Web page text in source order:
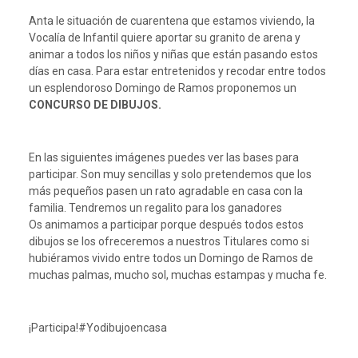
Anta le situación de cuarentena que estamos viviendo, la
Vocalía de Infantil quiere aportar su granito de arena y
animar a todos los niños y niñas que están pasando estos
días en casa. Para estar entretenidos y recodar entre todos
un esplendoroso Domingo de Ramos proponemos un
CONCURSO DE DIBUJOS.
En las siguientes imágenes puedes ver las bases para
participar. Son muy sencillas y solo pretendemos que los
más pequeños pasen un rato agradable en casa con la
familia. Tendremos un regalito para los ganadores
Os animamos a participar porque después todos estos
dibujos se los ofreceremos a nuestros Titulares como si
hubiéramos vivido entre todos un Domingo de Ramos de
muchas palmas, mucho sol, muchas estampas y mucha fe.
¡Participa!#Yodibujoencasa